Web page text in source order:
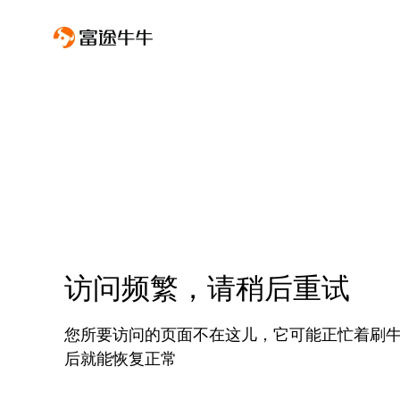
访问频繁，请稍后重试
您所要访问的页面不在这儿，它可能正忙着刷
后就能恢复正常